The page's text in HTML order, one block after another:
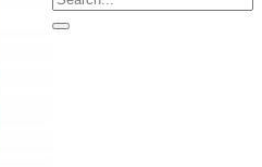
Submit search